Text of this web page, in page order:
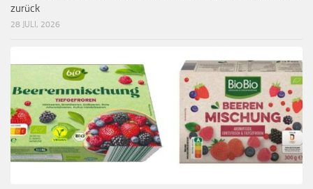
zurück
28 JULI, 2026